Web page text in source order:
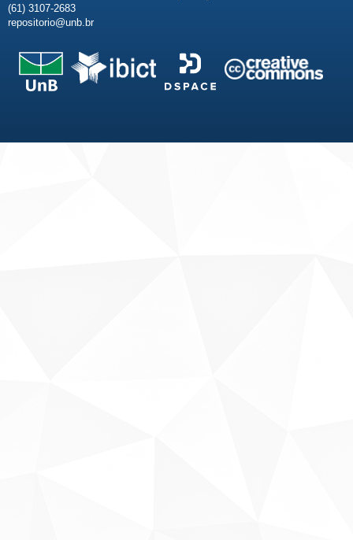
(61) 3107-2683
repositorio@unb.br